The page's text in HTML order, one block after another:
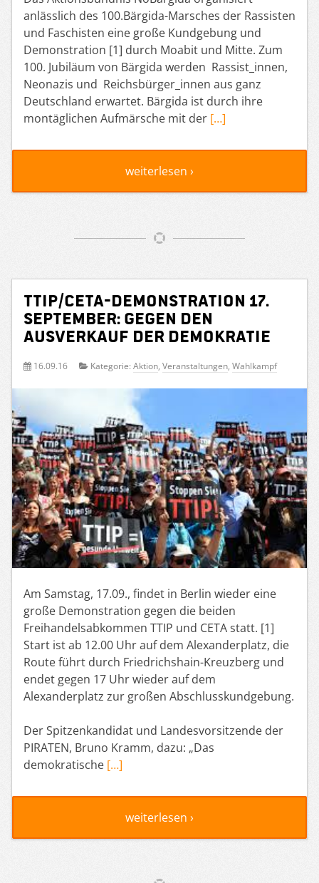
anlässlich des 100.Bärgida-Marsches der Rassisten
und Faschisten eine große Kundgebung und
Demonstration [1] durch Moabit und Mitte. Zum
100. Jubiläum von Bärgida werden Rassist_innen,
Neonazis und Reichsbürger_innen aus ganz
Deutschland erwartet. Bärgida ist durch ihre
montäglichen Aufmärsche mit der […]
weiterlesen ›
TTIP/CETA-Demonstration 17.
September: Gegen den
Ausverkauf der Demokratie
16.09.16 Kategorie: Aktion, Veranstaltungen, Wahlkampf
Am Samstag, 17.09., findet in Berlin wieder eine
große Demonstration gegen die beiden
Freihandelsabkommen TTIP und CETA statt. [1]
Start ist ab 12.00 Uhr auf dem Alexanderplatz, die
Route führt durch Friedrichshain-Kreuzberg und
endet gegen 17 Uhr wieder auf dem
Alexanderplatz zur großen Abschlusskundgebung.
Der Spitzenkandidat und Landesvorsitzende der
PIRATEN, Bruno Kramm, dazu: „Das
demokratische […]
weiterlesen ›